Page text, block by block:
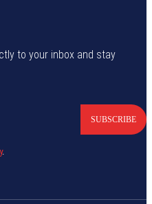
to your inbox and stay
SUBSCRIBE
.